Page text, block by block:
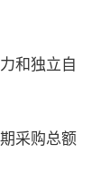
和独立自
采购总额